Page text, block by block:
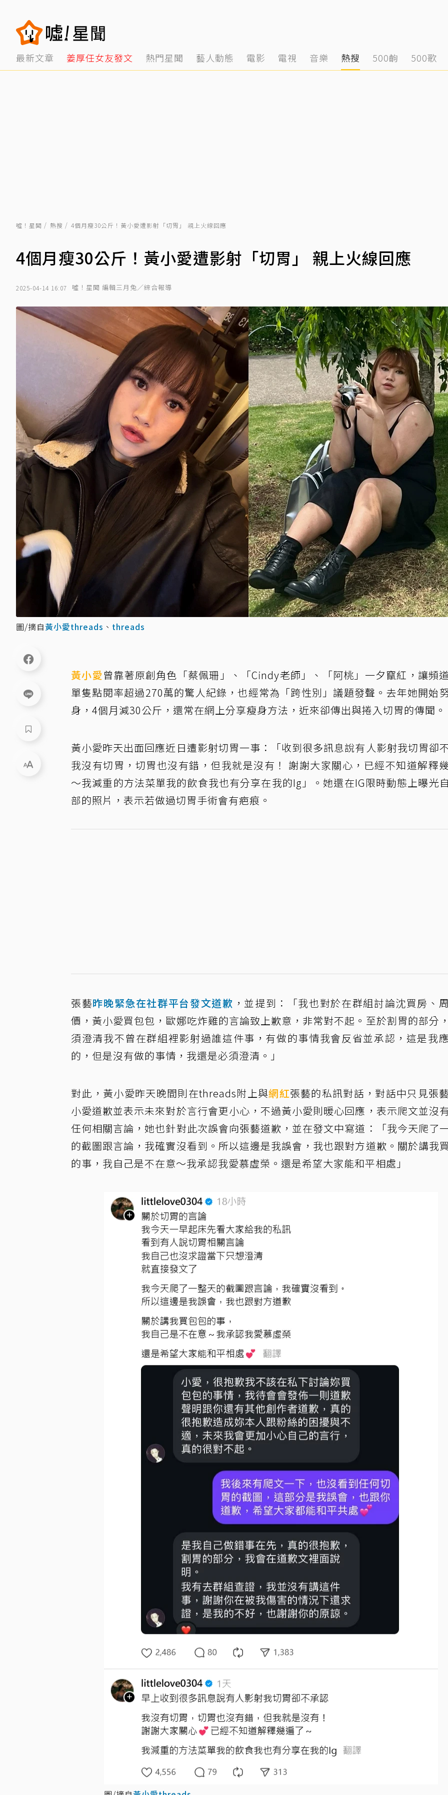
最新文章 姜厚任女友發文 熱門星聞 藝人動態 電影 電視 音樂 熱搜 500齣 500歌
噓！星聞 熱搜 4個月瘦30公斤！黃小愛遭影射「切胃」 親上火線回應
4個月瘦30公斤！黃小愛遭影射「切胃」 親上火線回應
2025-04-14 16:07 噓！星聞 編輯三月兔／綜合報導
圖/摘自黃小愛threads 、 threads
黃小愛 曾靠著原創角色「蔡佩珊」、「Cindy老師」、「阿桃」一夕竄紅，讓頻
單隻點閱率超過270萬的驚人紀錄，也經常為「跨性別」議題發聲。去年她開始
身，4個月減30公斤，還常在網上分享瘦身方法，近來卻傳出與捲入切胃的傳聞。
黃小愛昨天出面回應近日遭影射切胃一事：「收到很多訊息說有人影射我切胃卻
我沒有切胃，切胃也沒有錯，但我就是沒有！ 謝謝大家關心，已經不知道解釋
～我減重的方法菜單我的飲食我也有分享在我的Ig」。她還在IG限時動態上曝光
部的照片，表示若做過切胃手術會有疤痕。
張藝昨晚緊急在社群平台發文道歉 ，並提到：「我也對於在群組討論沈買房、
價，黃小愛買包包，歐娜吃炸雞的言論致上歉意，非常對不起。至於割胃的部分
須澄清我不曾在群組裡影射過誰這件事，有做的事情我會反省並承認，這是我
的，但是沒有做的事情，我還是必須澄清。」
對此，黃小愛昨天晚間則在threads附上與網紅張藝的私訊對話，對話中只見張
小愛道歉並表示未來對於言行會更小心，不過黃小愛則暖心回應，表示爬文並沒
任何相關言論，她也針對此次誤會向張藝道歉，並在發文中寫道：「我今天爬了
的截圖跟言論，我確實沒看到。所以這邊是我誤會，我也跟對方道歉。關於講我
的事，我自己是不在意～我承認我愛慕虛榮。還是希望大家能和平相處」